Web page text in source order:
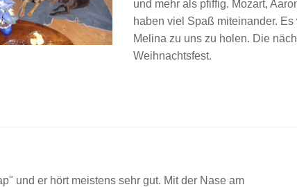
und mehr als pfiffig. Mozart,
haben viel Spaß miteinander.
Melina zu uns zu holen. Die
Weihnachtsfest.
und er hört meistens sehr gut. Mit der Nase am